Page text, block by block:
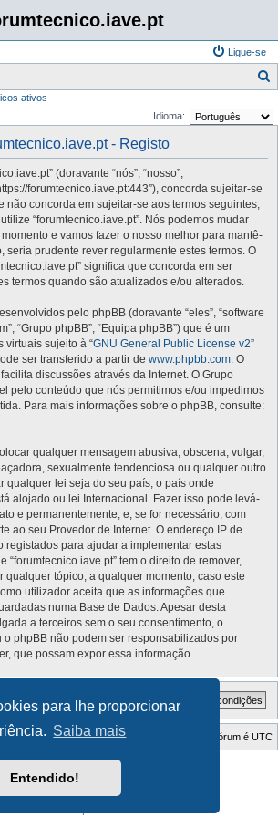
para lhe proporcionar
Saiba mais
Entendido!
Ligue-se
ativos
Idioma:
- Registo
(doravante “nós”, “nosso”,
forumtecnico.iave.pt:443”), concorda sujeitar-se
não concorda em sujeitar-se aos termos seguintes,
“forumtecnico.iave.pt”. Nós podemos mudar
e vamos fazer o nosso melhor para mantê-
seria prudente rever regularmente estes termos. O
significa que concorda em ser
termos quando são atualizados e/ou alterados.
pelo phpBB (doravante “eles”, “software
“Grupo phpBB”, “Equipa phpBB”) que é um
virtuais sujeito à “GNU General Public License v2”
ser transferido a partir de www.phpbb.com. O
discussões através da Internet. O Grupo
pelo conteúdo que nós permitimos e/ou impedimos
Para mais informações sobre o phpBB, consulte:
qualquer mensagem abusiva, obscena, vulgar,
sexualmente tendenciosa ou qualquer outro
qualquer lei seja do seu país, o país onde
alojado ou lei Internacional. Fazer isso pode levá-
e permanentemente, e, se for necessário, com
ao seu Provedor de Internet. O endereço IP de
registados para ajudar a implementar estas
“forumtecnico.iave.pt” tem o direito de remover,
qualquer tópico, a qualquer momento, caso este
utilizador aceita que as informações que
numa Base de Dados. Apesar desta
a terceiros sem o seu consentimento, o
o phpBB não podem ser responsabilizados por
que possam expor essa informação.
O Fuso Horário do Fórum é UTC
GTA game
porphpBB® Forum Software © phpBB Limited
phpBB Portugal